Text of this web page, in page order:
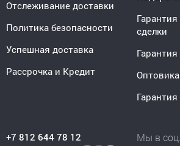
Отслеживание доставки
Политика безопасности
Успешная доставка
Рассрочка и Кредит
сделки
+7 812 644 78 12
Мы в